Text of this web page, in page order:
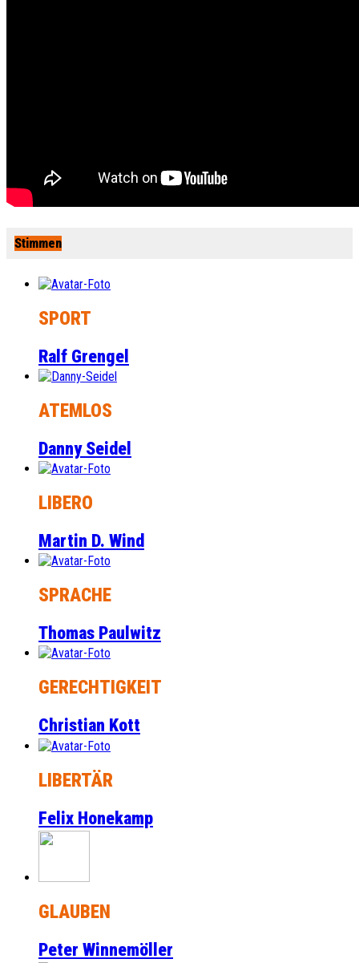
Stimmen
SPORT
Ralf Grengel
ATEMLOS
Danny Seidel
LIBERO
Martin D. Wind
SPRACHE
Thomas Paulwitz
GERECHTIGKEIT
Christian Kott
LIBERTÄR
Felix Honekamp
GLAUBEN
Peter Winnemöller